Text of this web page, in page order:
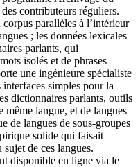
contributeurs réguliers.
parallèles à l’intérieur
; les données lexicales
parlants, qui
isolés et de phrases
une ingénieure spécialiste
simples pour la
dictionnaires parlants, outils
même langue, et de langues
de langues de sous-groupes
solide qui faisait
de ces langues.
disponible en ligne via le